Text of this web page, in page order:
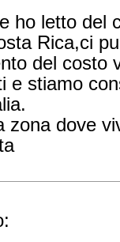
ho letto del
Rica,ci
del costo
e stiamo
zona dove